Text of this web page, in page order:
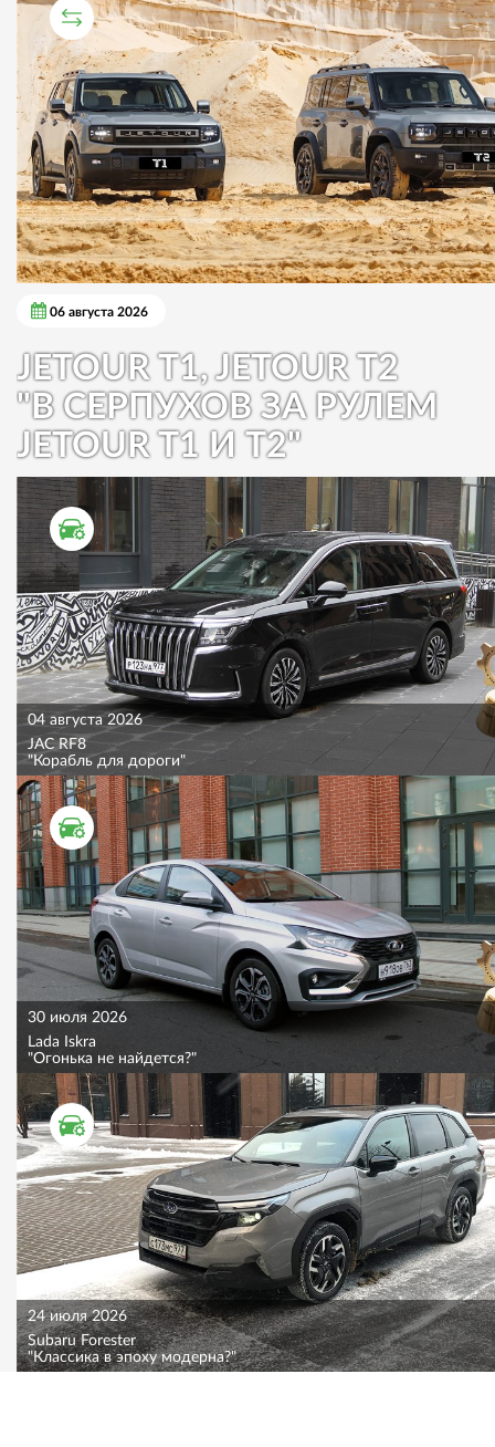
СРАВНИТЕЛЬНЫЙ ТЕСТ
06 августа 2026
JETOUR T1, JETOUR T2
"В СЕРПУХОВ ЗА РУЛЕМ
JETOUR T1 И T2"
ТЕСТ ДРАЙВ
04 августа 2026
JAC RF8
"Корабль для дороги"
ТЕСТ ДРАЙВ
30 июля 2026
Lada Iskra
"Огонька не найдется?"
ТЕСТ ДРАЙВ
24 июля 2026
Subaru Forester
"Классика в эпоху модерна?"